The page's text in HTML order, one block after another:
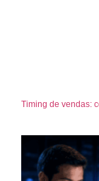
Timing de vendas: